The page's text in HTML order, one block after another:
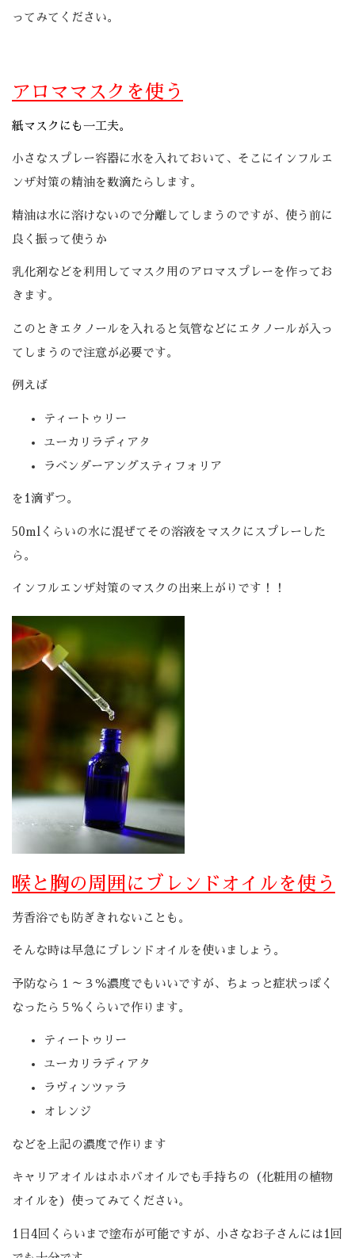
ってみてください。
アロママスクを使う
紙マスクにも一工夫。
小さなスプレー容器に水を入れておいて、そこにインフルエ
ンザ対策の精油を数滴たらします。
精油は水に溶けないので分離してしまうのですが、使う前に
良く振って使うか
乳化剤などを利用してマスク用のアロマスプレーを作ってお
きます。
このときエタノールを入れると気管などにエタノールが入っ
てしまうので注意が必要です。
例えば
ティートゥリー
ユーカリラディアタ
ラベンダーアングスティフォリア
を1滴ずつ。
50mlくらいの水に混ぜてその溶液をマスクにスプレーした
ら。
インフルエンザ対策のマスクの出来上がりです！！
喉と胸の周囲にブレンドオイルを使う
芳香浴でも防ぎきれないことも。
そんな時は早急にブレンドオイルを使いましょう。
予防なら１～３％濃度でもいいですが、ちょっと症状っぽく
なったら５％くらいで作ります。
ティートゥリー
ユーカリラディアタ
ラヴィンツァラ
オレンジ
などを上記の濃度で作ります
キャリアオイルはホホバオイルでも手持ちの（化粧用の植物
オイルを）使ってみてください。
1日4回くらいまで塗布が可能ですが、小さなお子さんには1回